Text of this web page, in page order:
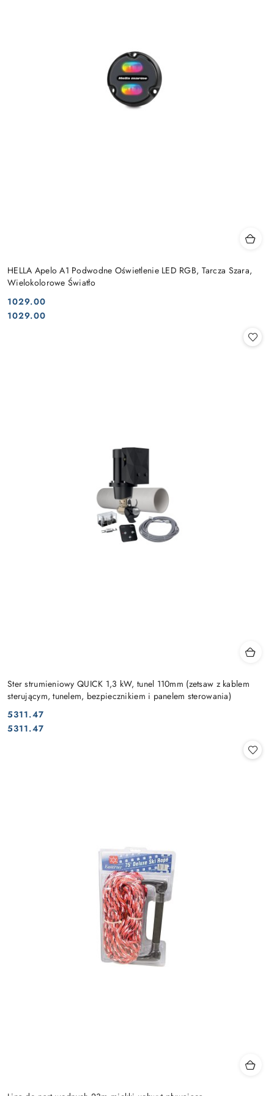
HELLA Apelo A1 Podwodne Oświetlenie LED RGB, Tarcza Szara,
Wielokolorowe Światło
Cena:
1029.00
Cena:
1029.00
Ster strumieniowy QUICK 1,3 kW, tunel 110mm (zetsaw z kablem
sterującym, tunelem, bezpiecznikiem i panelem sterowania)
Cena:
5311.47
Cena:
5311.47